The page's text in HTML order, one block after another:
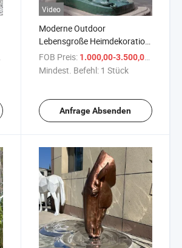
Video
Moderne Outdoor
Lebensgroße Heimdekoration
Stehende Bronze
Hundeskulptur
FOB Preis: 1.000,00-3.500,00 $
Mindest. Befehl: 1 Stück
Anfrage Absenden